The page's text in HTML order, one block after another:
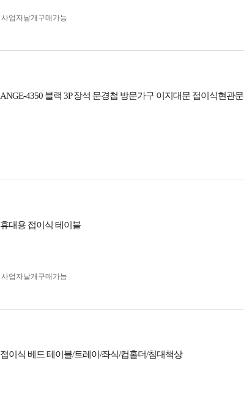
사업자 낱개구매가능
ANGE-4350 블랙 3P 장석 문경첩 방문가구 이지대문 접이식현관문
휴대용 접이식 테이블
사업자 낱개구매가능
접이식 베드 테이블/트레이/좌식/컵홀더/침대책상